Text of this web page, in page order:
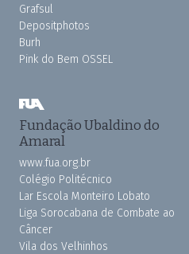
Grafsul
Depositphotos
Burh
Pink do Bem OSSEL
Fundação Ubaldino do
Amaral
www.fua.org.br
Colégio Politécnico
Lar Escola Monteiro Lobato
Liga Sorocabana de Combate ao
Câncer
Vila dos Velhinhos